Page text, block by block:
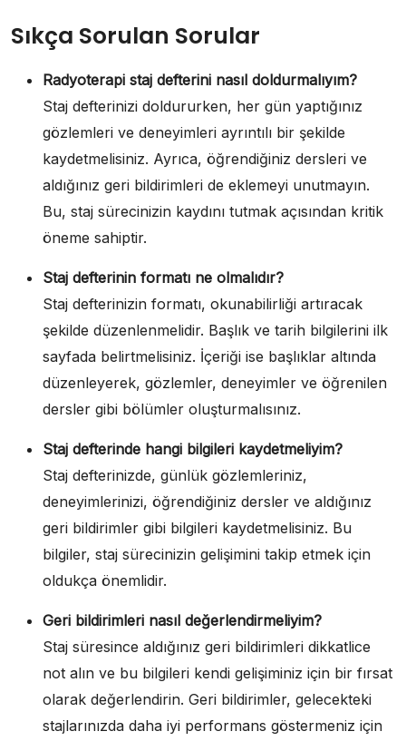
Sıkça Sorulan Sorular
Radyoterapi staj defterini nasıl doldurmalıyım?
Staj defterinizi doldururken, her gün yaptığınız
gözlemleri ve deneyimleri ayrıntılı bir şekilde
kaydetmelisiniz. Ayrıca, öğrendiğiniz dersleri ve
aldığınız geri bildirimleri de eklemeyi unutmayın.
Bu, staj sürecinizin kaydını tutmak açısından kritik
öneme sahiptir.
Staj defterinin formatı ne olmalıdır?
Staj defterinizin formatı, okunabilirliği artıracak
şekilde düzenlenmelidir. Başlık ve tarih bilgilerini ilk
sayfada belirtmelisiniz. İçeriği ise başlıklar altında
düzenleyerek, gözlemler, deneyimler ve öğrenilen
dersler gibi bölümler oluşturmalısınız.
Staj defterinde hangi bilgileri kaydetmeliyim?
Staj defterinizde, günlük gözlemleriniz,
deneyimlerinizi, öğrendiğiniz dersler ve aldığınız
geri bildirimler gibi bilgileri kaydetmelisiniz. Bu
bilgiler, staj sürecinizin gelişimini takip etmek için
oldukça önemlidir.
Geri bildirimleri nasıl değerlendirmeliyim?
Staj süresince aldığınız geri bildirimleri dikkatlice
not alın ve bu bilgileri kendi gelişiminiz için bir fırsat
olarak değerlendirin. Geri bildirimler, gelecekteki
stajlarınızda daha iyi performans göstermeniz için